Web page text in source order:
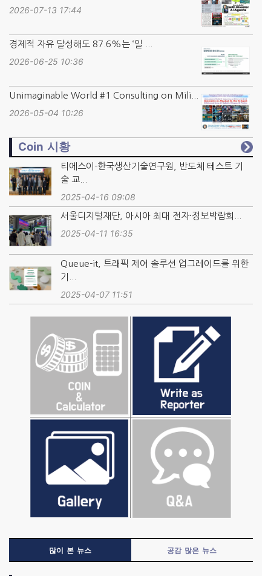
2026-07-13 17:44
경제적 자유 달성해도 87.6%는 ‘일 ...
2026-06-25 10:36
Unimaginable World #1 Consulting on Mili...
2026-05-04 10:26
Coin 시황
티에스이-한국생산기술연구원, 반도체 테스트 기
술 교...
2025-04-16 09:08
서울디지털재단, 아시아 최대 전자·정보박람회...
2025-04-11 16:35
Queue-it, 트래픽 제어 솔루션 업그레이드를 위한
기...
2025-04-07 11:51
많이 본 뉴스 공감 많은 뉴스